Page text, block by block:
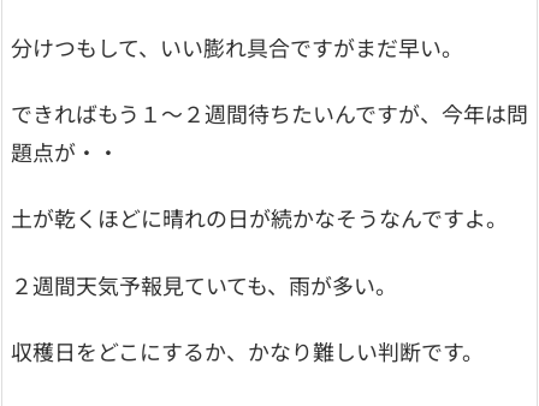
分けつもして、いい膨れ具合ですがまだ早い。
できればもう１～２週間待ちたいんですが、今年は問
題点が・・
土が乾くほどに晴れの日が続かなそうなんですよ。
２週間天気予報見ていても、雨が多い。
収穫日をどこにするか、かなり難しい判断です。